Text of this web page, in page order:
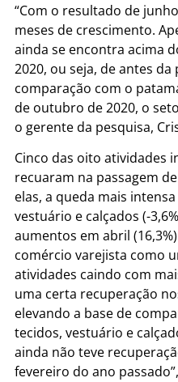
“Com o resultado de
meses de crescimento.
ainda se encontra acima
2020, ou seja, de antes da
comparação com o
de outubro de 2020, o
o gerente da pesquisa,
Cinco das oito atividades
recuaram na passagem
elas, a queda mais
vestuário e calçados (-
aumentos em abril
comércio varejista como
atividades caindo com
uma certa recuperação
elevando a base de
tecidos, vestuário e
ainda não teve
fevereiro do ano